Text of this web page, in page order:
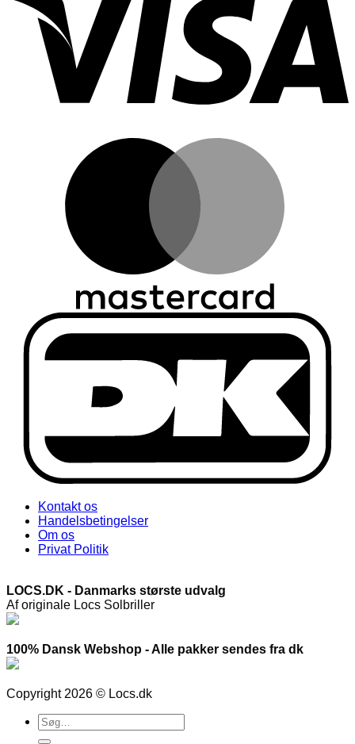
Kontakt os
Handelsbetingelser
Om os
Privat Politik
LOCS.DK - Danmarks største udvalg
Af originale Locs Solbriller
100% Dansk Webshop - Alle pakker sendes fra dk
Copyright 2026 © Locs.dk
Søg
efter: